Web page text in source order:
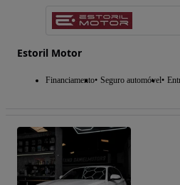
Estoril Motor
Financiamento Seguro automóvel